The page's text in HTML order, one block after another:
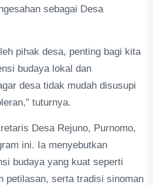
sebagai Desa
pihak desa, penting bagi kita
budaya lokal dan
desa tidak mudah disusupi
tuturnya.
Desa Rejuno, Purnomo,
ini. Ia menyebutkan
budaya yang kuat seperti
petilasan, serta tradisi sinoman